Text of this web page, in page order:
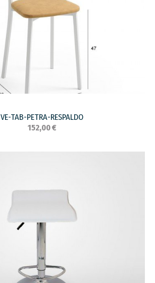
VE-TAB-PETRA-RESPALDO
152,00 €